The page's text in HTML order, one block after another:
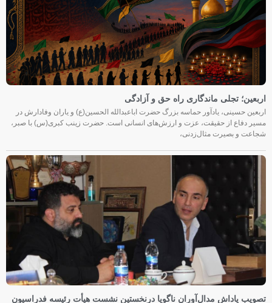
اربعین؛ تجلی ماندگاری راه حق و آزادگی
اربعین حسینی، یادآور حماسه بزرگ حضرت اباعبدالله الحسین(ع) و یاران وفادارش در
مسیر دفاع از حقیقت، عزت و ارزش‌های انسانی است. حضرت زینب کبری(س) با صبر،
شجاعت و بصیرت مثال‌زدنی،
تصویب پاداش مدال‌آوران ناگویا درنخستین نشست هیأت رئیسه فدراسیون